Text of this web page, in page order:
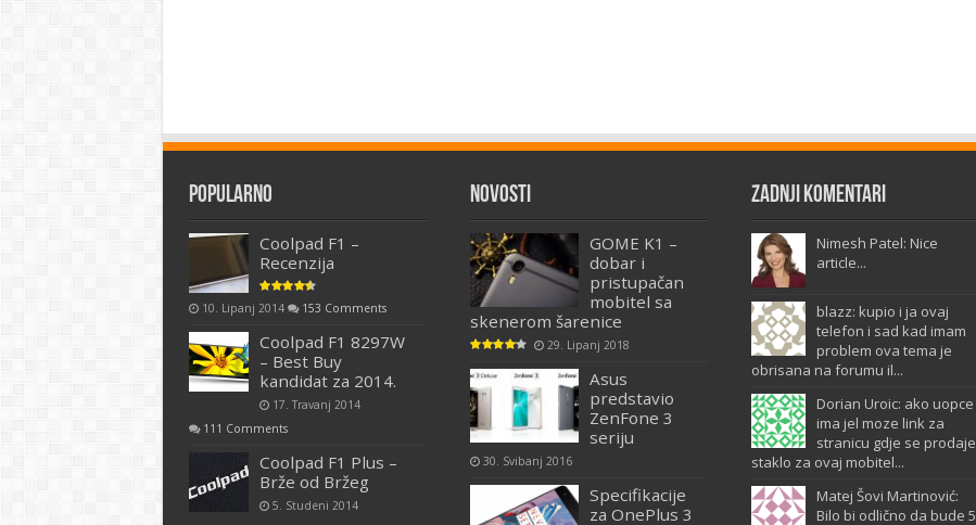
Popularno
Coolpad F1 –
Recenzija
10. Lipanj 2014 153 Comments
Coolpad F1 8297W
– Best Buy
kandidat za 2014.
17. Travanj 2014
111 Comments
Coolpad F1 Plus –
Brže od Bržeg
5. Studeni 2014
Novosti
GOME K1 –
dobar i
pristupačan
mobitel sa
skenerom šarenice
29. Lipanj 2018
Asus
predstavio
ZenFone 3
seriju
30. Svibanj 2016
Specifikacije
za OnePlus 3
Zadnji komentari
Nimesh Patel: Nice
article...
blazz: kupio i ja ovaj
telefon i sad kad imam
problem ova tema je
obrisana na forumu il...
Dorian Uroic: ako uopce
ima jel moze link za
stranicu gdje se prodaje
staklo za ovaj mobitel...
Matej Šovi Martinović:
Bilo bi odlično da bude 5